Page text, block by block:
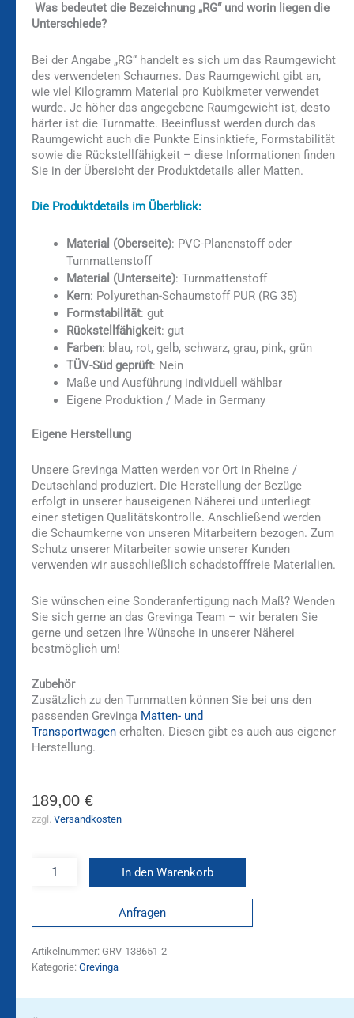
Was bedeutet die Bezeichnung „RG“ und worin liegen die
Unterschiede?
Bei der Angabe „RG“ handelt es sich um das Raumgewicht
des verwendeten Schaumes. Das Raumgewicht gibt an,
wie viel Kilogramm Material pro Kubikmeter verwendet
wurde. Je höher das angegebene Raumgewicht ist, desto
härter ist die Turnmatte. Beeinflusst werden durch das
Raumgewicht auch die Punkte Einsinktiefe, Formstabilität
sowie die Rückstellfähigkeit – diese Informationen finden
Sie in der Übersicht der Produktdetails aller Matten.
Die Produktdetails im Überblick:
Material (Oberseite): PVC-Planenstoff oder
Turnmattenstoff
Material (Unterseite): Turnmattenstoff
Kern: Polyurethan-Schaumstoff PUR (RG 35)
Formstabilität: gut
Rückstellfähigkeit: gut
Farben: blau, rot, gelb, schwarz, grau, pink, grün
TÜV-Süd geprüft: Nein
Maße und Ausführung individuell wählbar
Eigene Produktion / Made in Germany
Eigene Herstellung
Unsere Grevinga Matten werden vor Ort in Rheine /
Deutschland produziert. Die Herstellung der Bezüge
erfolgt in unserer hauseigenen Näherei und unterliegt
einer stetigen Qualitätskontrolle. Anschließend werden
die Schaumkerne von unseren Mitarbeitern bezogen. Zum
Schutz unserer Mitarbeiter sowie unserer Kunden
verwenden wir ausschließlich schadstofffreie Materialien.
Sie wünschen eine Sonderanfertigung nach Maß? Wenden
Sie sich gerne an das Grevinga Team – wir beraten Sie
gerne und setzen Ihre Wünsche in unserer Näherei
bestmöglich um!
Zubehör
Zusätzlich zu den Turnmatten können Sie bei uns den
passenden Grevinga Matten- und
Transportwagen erhalten. Diesen gibt es auch aus eigener
Herstellung.
189,00 €
zzgl. Versandkosten
In den Warenkorb
Anfragen
Artikelnummer: GRV-138651-2
Kategorie: Grevinga